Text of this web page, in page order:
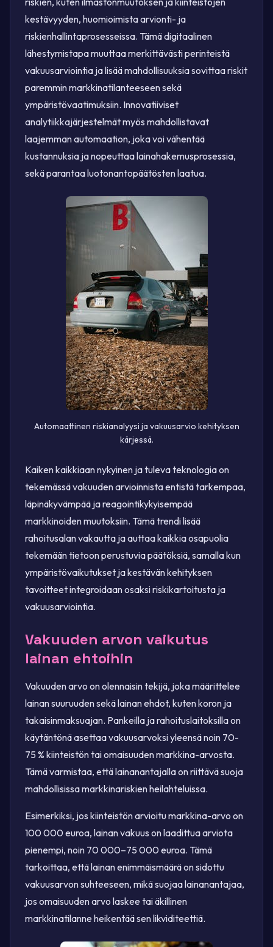
kestävyyden, huomioimista arvionti- ja
riskienhallintaprosesseissa. Tämä digitaalinen
lähestymistapa muuttaa merkittävästi perinteistä
vakuusarviointia ja lisää mahdollisuuksia sovittaa riskit
paremmin markkinatilanteeseen sekä
ympäristövaatimuksiin. Innovatiiviset
analytiikkajärjestelmät myös mahdollistavat
laajemman automaation, joka voi vähentää
kustannuksia ja nopeuttaa lainahakemusprosessia,
sekä parantaa luotonantopäätösten laatua.
Automaattinen riskianalyysi ja vakuusarvio kehityksen
kärjessä.
Kaiken kaikkiaan nykyinen ja tuleva teknologia on
tekemässä vakuuden arvioinnista entistä tarkempaa,
läpinäkyvämpää ja reagointikykyisempää
markkinoiden muutoksiin. Tämä trendi lisää
rahoitusalan vakautta ja auttaa kaikkia osapuolia
tekemään tietoon perustuvia päätöksiä, samalla kun
ympäristövaikutukset ja kestävän kehityksen
tavoitteet integroidaan osaksi riskikartoitusta ja
vakuusarviointia.
Vakuuden arvon vaikutus
lainan ehtoihin
Vakuuden arvo on olennaisin tekijä, joka määrittelee
lainan suuruuden sekä lainan ehdot, kuten koron ja
takaisinmaksuajan. Pankeilla ja rahoituslaitoksilla on
käytäntönä asettaa vakuusarvoksi yleensä noin 70-
75 % kiinteistön tai omaisuuden markkina-arvosta.
Tämä varmistaa, että lainanantajalla on riittävä suoja
mahdollisissa markkinariskien heilahteluissa.
Esimerkiksi, jos kiinteistön arvioitu markkina-arvo on
100 000 euroa, lainan vakuus on laadittua arviota
pienempi, noin 70 000–75 000 euroa. Tämä
tarkoittaa, että lainan enimmäismäärä on sidottu
vakuusarvon suhteeseen, mikä suojaa lainanantajaa,
jos omaisuuden arvo laskee tai äkillinen
markkinatilanne heikentää sen likviditeettiä.